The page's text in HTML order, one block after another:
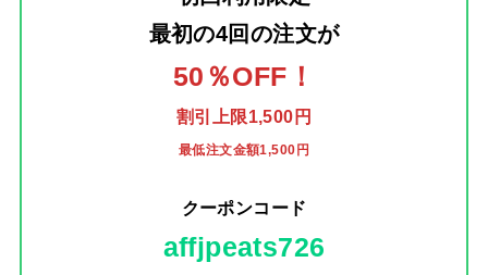
最初の4回の注文が
50％OFF！
割引上限1,500円
最低注文金額1,500円
クーポンコード
affjpeats726